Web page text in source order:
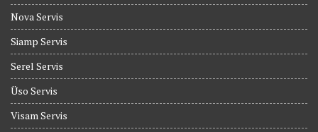
Nova Servis
Siamp Servis
Serel Servis
Üso Servis
Visam Servis